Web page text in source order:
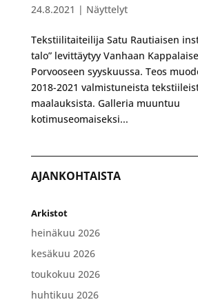
24.8.2021 | Näyttelyt
Tekstiilitaiteilija Satu Rautiaisen
talo” levittäytyy Vanhaan
Porvooseen syyskuussa. Teos
2018-2021 valmistuneista
maalauksista. Galleria muuntuu
kotimuseomaiseksi...
AJANKOHTAISTA
Arkistot
heinäkuu 2026
kesäkuu 2026
toukokuu 2026
huhtikuu 2026